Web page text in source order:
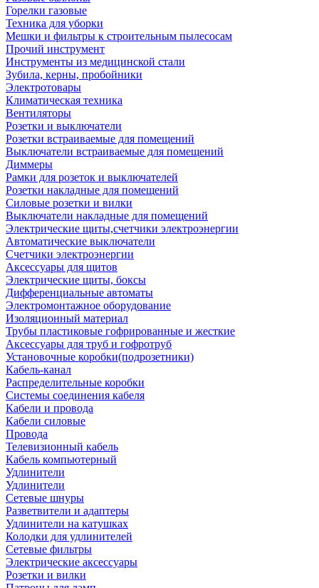
Горелки газовые
Техника для уборки
Мешки и фильтры к строительным пылесосам
Прочий инструмент
Инструменты из медицинской стали
Зубила, керны, пробойники
Электротовары
Климатическая техника
Вентиляторы
Розетки и выключатели
Розетки встраиваемые для помещений
Выключатели встраиваемые для помещений
Диммеры
Рамки для розеток и выключателей
Розетки накладные для помещений
Силовые розетки и вилки
Выключатели накладные для помещений
Электрические щиты,счетчики электроэнергии
Автоматические выключатели
Счетчики электроэнергии
Аксессуары для щитов
Электрические щиты, боксы
Дифференциальные автоматы
Электромонтажное оборудование
Изоляционный материал
Трубы пластиковые гофрированные и жесткие
Аксессуары для труб и гофротруб
Установочные коробки(подрозетники)
Кабель-канал
Распределительные коробки
Системы соединения кабеля
Кабели и провода
Кабели силовые
Провода
Телевизионный кабель
Кабель компьютерный
Удлинители
Удлинители
Сетевые шнуры
Разветвители и адаптеры
Удлинители на катушках
Колодки для удлинителей
Сетевые фильтры
Электрические аксессуары
Розетки и вилки